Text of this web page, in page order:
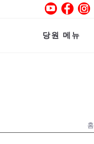
당원 메뉴
홈